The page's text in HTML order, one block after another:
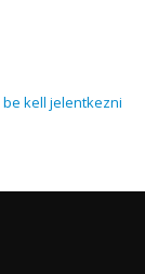
be kell jelentkezni